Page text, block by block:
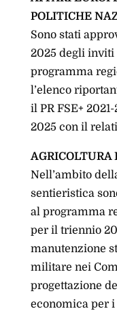
POLITICHE
Sono stati
2025 degli inviti
programma
l’elenco
il PR FSE+
2025 con il
AGRICOLTURA
Nell’ambito
sentieristica
al programma
per il triennio
manutenzione
militare nei
progettazione
economica per